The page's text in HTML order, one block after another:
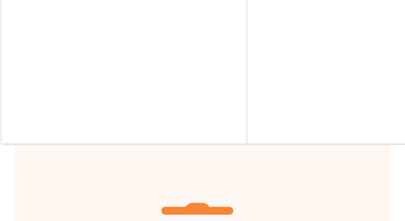
Hilfsbereitschaft!